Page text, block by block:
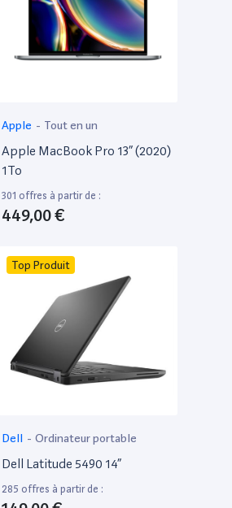
Apple - Tout en un
Apple MacBook Pro 13” (2020)
1To
301 offres à partir de :
449,00 €
Top Produit
Dell - Ordinateur portable
Dell Latitude 5490 14”
285 offres à partir de :